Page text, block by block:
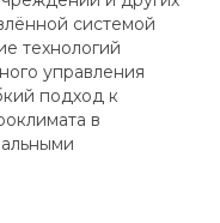
системой
технологий
управления
подход к
в